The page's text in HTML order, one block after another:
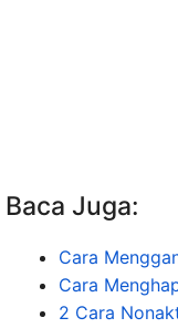
Baca Juga:
Cara
Cara
2 Cara